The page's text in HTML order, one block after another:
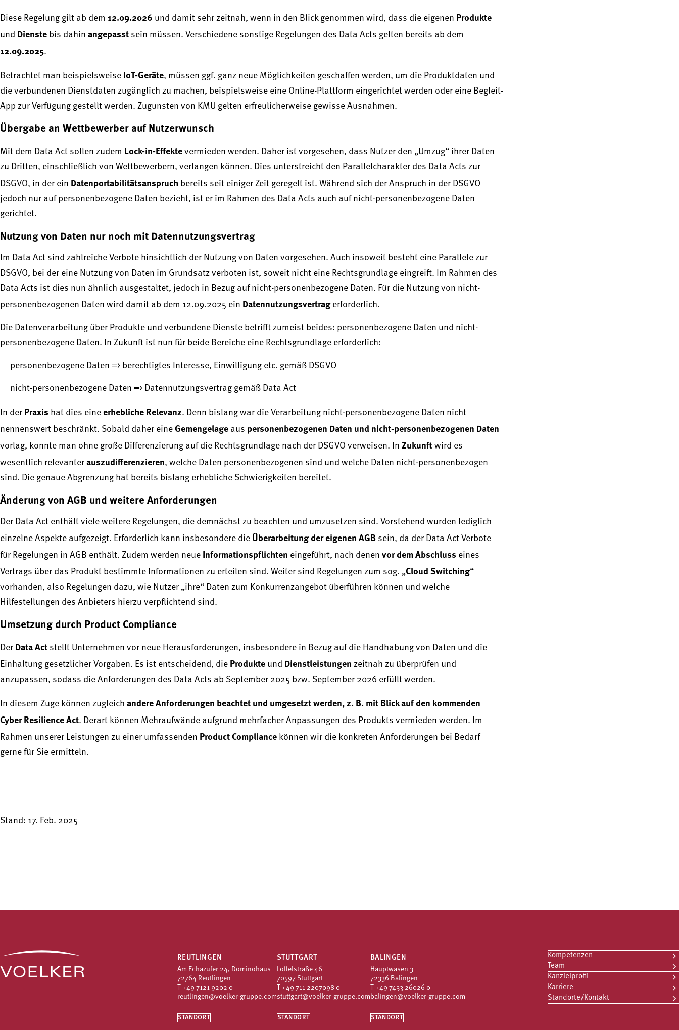
Diese Regelung gilt ab dem 12.09.2026 und damit sehr zeitnah, wenn in den Blick genommen wird, dass die eigenen Produkte
und Dienste bis dahin angepasst sein müssen. Verschiedene sonstige Regelungen des Data Acts gelten bereits ab dem
12.09.2025.
Betrachtet man beispielsweise IoT-Geräte, müssen ggf. ganz neue Möglichkeiten geschaffen werden, um die Produktdaten und
die verbundenen Dienstdaten zugänglich zu machen, beispielsweise eine Online-Plattform eingerichtet werden oder eine Begleit-
App zur Verfügung gestellt werden. Zugunsten von KMU gelten erfreulicherweise gewisse Ausnahmen.
Übergabe an Wettbewerber auf Nutzerwunsch
Mit dem Data Act sollen zudem Lock-in-Effekte vermieden werden. Daher ist vorgesehen, dass Nutzer den „Umzug“ ihrer Daten
zu Dritten, einschließlich von Wettbewerbern, verlangen können. Dies unterstreicht den Parallelcharakter des Data Acts zur
DSGVO, in der ein Datenportabilitätsanspruch bereits seit einiger Zeit geregelt ist. Während sich der Anspruch in der DSGVO
jedoch nur auf personenbezogene Daten bezieht, ist er im Rahmen des Data Acts auch auf nicht-personenbezogene Daten
gerichtet.
Nutzung von Daten nur noch mit Datennutzungsvertrag
Im Data Act sind zahlreiche Verbote hinsichtlich der Nutzung von Daten vorgesehen. Auch insoweit besteht eine Parallele zur
DSGVO, bei der eine Nutzung von Daten im Grundsatz verboten ist, soweit nicht eine Rechtsgrundlage eingreift. Im Rahmen des
Data Acts ist dies nun ähnlich ausgestaltet, jedoch in Bezug auf nicht-personenbezogene Daten. Für die Nutzung von nicht-
personenbezogenen Daten wird damit ab dem 12.09.2025 ein Datennutzungsvertragerforderlich.
Die Datenverarbeitung über Produkte und verbundene Dienste betrifft zumeist beides: personenbezogene Daten und nicht-
personenbezogene Daten. In Zukunft ist nun für beide Bereiche eine Rechtsgrundlage erforderlich:
personenbezogene Daten => berechtigtes Interesse, Einwilligung etc. gemäß DSGVO
nicht-personenbezogene Daten => Datennutzungsvertrag gemäß Data Act
In der Praxis hat dies eine erhebliche Relevanz. Denn bislang war die Verarbeitung nicht-personenbezogene Daten nicht
nennenswert beschränkt. Sobald daher eine Gemengelage aus personenbezogenen Daten und nicht-personenbezogenen Daten
vorlag, konnte man ohne große Differenzierung auf die Rechtsgrundlage nach der DSGVO verweisen. In Zukunft wird es
wesentlich relevanter auszudifferenzieren, welche Daten personenbezogenen sind und welche Daten nicht-personenbezogen
sind. Die genaue Abgrenzung hat bereits bislang erhebliche Schwierigkeiten bereitet.
Änderung von AGB und weitere Anforderungen
Der Data Act enthält viele weitere Regelungen, die demnächst zu beachten und umzusetzen sind. Vorstehend wurden lediglich
einzelne Aspekte aufgezeigt. Erforderlich kann insbesondere die Überarbeitung der eigenen AGB sein, da der Data Act Verbote
für Regelungen in AGB enthält. Zudem werden neue Informationspflichten eingeführt, nach denen vor dem Abschluss eines
Vertrags über das Produkt bestimmte Informationen zu erteilen sind. Weiter sind Regelungen zum sog. „Cloud Switching“
vorhanden, also Regelungen dazu, wie Nutzer „ihre“ Daten zum Konkurrenzangebot überführen können und welche
Hilfestellungen des Anbieters hierzu verpflichtend sind.
Umsetzung durch Product Compliance
Der Data Act stellt Unternehmen vor neue Herausforderungen, insbesondere in Bezug auf die Handhabung von Daten und die
Einhaltung gesetzlicher Vorgaben. Es ist entscheidend, die Produkte und Dienstleistungen zeitnah zu überprüfen und
anzupassen, sodass die Anforderungen des Data Acts ab September 2025 bzw. September 2026 erfüllt werden.
In diesem Zuge können zugleich andere Anforderungen beachtet und umgesetzt werden, z. B. mit Blick auf den kommenden
Cyber Resilience Act. Derart können Mehraufwände aufgrund mehrfacher Anpassungen des Produkts vermieden werden. Im
Rahmen unserer Leistungen zu einer umfassenden Product Compliance können wir die konkreten Anforderungen bei Bedarf
gerne für Sie ermitteln.
Stand: 17. Feb. 2025
REUTLINGEN
Am Echazufer 24, Dominohaus
72764 Reutlingen
T +49 7121 9202 0
reutlingen@voelker-gruppe.com
STANDORT
STUTTGART
Löffelstraße 46
70597 Stuttgart
T +49 711 2207098 0
stuttgart@voelker-gruppe.com
STANDORT
BALINGEN
Hauptwasen 3
72336 Balingen
T +49 7433 26026 0
balingen@voelker-gruppe.com
STANDORT
Kompetenzen
Team
Kanzleiprofil
Karriere
Standorte/Kontakt